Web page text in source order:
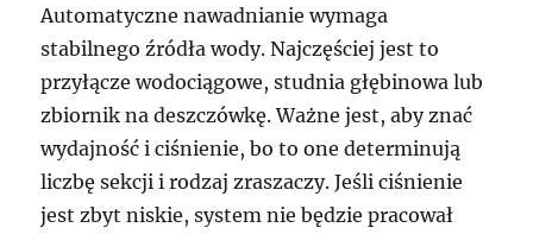
Automatyczne nawadnianie wymaga
stabilnego źródła wody. Najczęściej jest to
przyłącze wodociągowe, studnia głębinowa lub
zbiornik na deszczówkę. Ważne jest, aby znać
wydajność i ciśnienie, bo to one determinują
liczbę sekcji i rodzaj zraszaczy. Jeśli ciśnienie
jest zbyt niskie, system nie będzie pracował